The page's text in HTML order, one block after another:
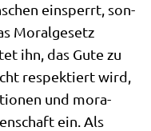
ein­sperrt, son­
Moral­ge­setz
ihn, das Gute zu
respek­tiert wird,
und mora­
ein. Als